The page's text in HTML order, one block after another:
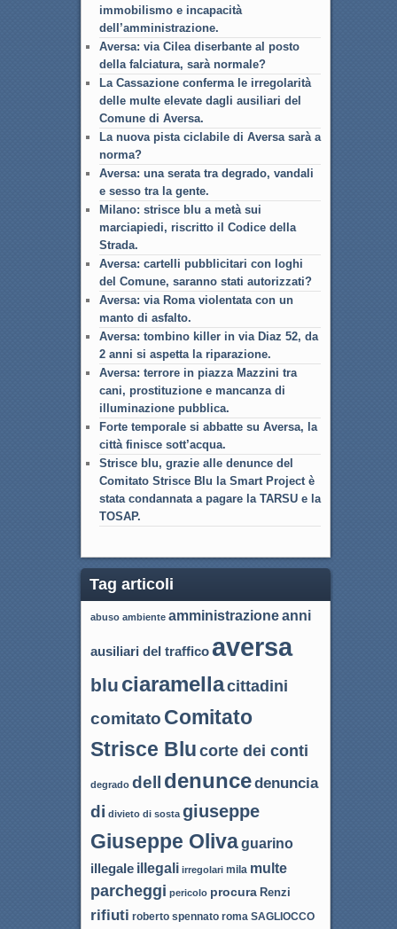
immobilismo e incapacità
dell’amministrazione.
Aversa: via Cilea diserbante al posto
della falciatura, sarà normale?
La Cassazione conferma le irregolarità
delle multe elevate dagli ausiliari del
Comune di Aversa.
La nuova pista ciclabile di Aversa sarà a
norma?
Aversa: una serata tra degrado, vandali
e sesso tra la gente.
Milano: strisce blu a metà sui
marciapiedi, riscritto il Codice della
Strada.
Aversa: cartelli pubblicitari con loghi
del Comune, saranno stati autorizzati?
Aversa: via Roma violentata con un
manto di asfalto.
Aversa: tombino killer in via Diaz 52, da
2 anni si aspetta la riparazione.
Aversa: terrore in piazza Mazzini tra
cani, prostituzione e mancanza di
illuminazione pubblica.
Forte temporale si abbatte su Aversa, la
città finisce sott’acqua.
Strisce blu, grazie alle denunce del
Comitato Strisce Blu la Smart Project è
stata condannata a pagare la TARSU e la
TOSAP.
Tag articoli
abuso ambiente amministrazioneanni
ausiliari del trafficoaversa
blu ciaramellacittadini
comitato Comitato
Strisce Blu corte dei conti
degrado dell denuncedenuncia
di divieto di sosta giuseppe
Giuseppe Olivaguarino
illegale illegali irregolari mila multe
parcheggi pericolo procura Renzi
rifiuti roberto spennato roma SAGLIOCCO